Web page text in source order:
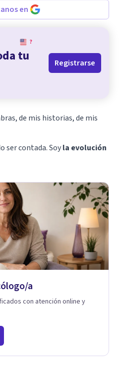
en
?
tu
Registrarse
de mis historias, de mis
ser contada. Soyla evolución
a
con atención online y